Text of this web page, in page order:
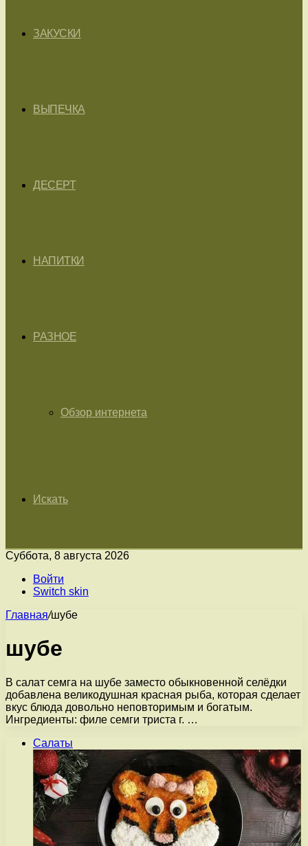
ЗАКУСКИ
ВЫПЕЧКА
ДЕСЕРТ
НАПИТКИ
РАЗНОЕ
Обзор интернета
Искать
Суббота, 8 августа 2026
Войти
Switch skin
Главная/шубе
шубе
В салат семга на шубе заместо обыкновенной селёдки
добавлена великодушная красная рыба, которая сделает
вкус блюда довольно неповторимым и богатым.
Ингредиенты: филе семги триста г. …
Салаты